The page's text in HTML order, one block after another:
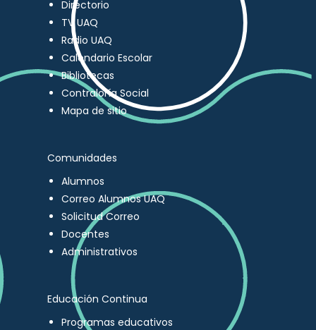
Directorio
TV UAQ
Radio UAQ
Calendario Escolar
Bibliotecas
Contraloría Social
Mapa de sitio
Comunidades
Alumnos
Correo Alumnos UAQ
Solicitud Correo
Docentes
Administrativos
Educación Continua
Programas educativos